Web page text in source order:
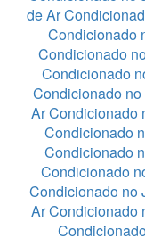
de Ar
Condicionado
Condicionado
Condicionado
Condicionado
Ar Condicionado
Condicionado
Condicionado
Condicionado
Condicionado no
Ar Condicionado